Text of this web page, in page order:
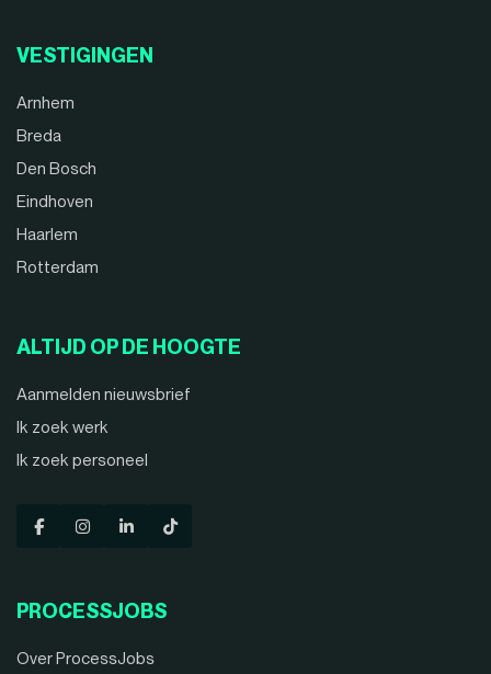
VESTIGINGEN
Arnhem
Breda
Den Bosch
Eindhoven
Haarlem
Rotterdam
ALTIJD OP DE HOOGTE
Aanmelden nieuwsbrief
Ik zoek werk
Ik zoek personeel
PROCESSJOBS
Over ProcessJobs